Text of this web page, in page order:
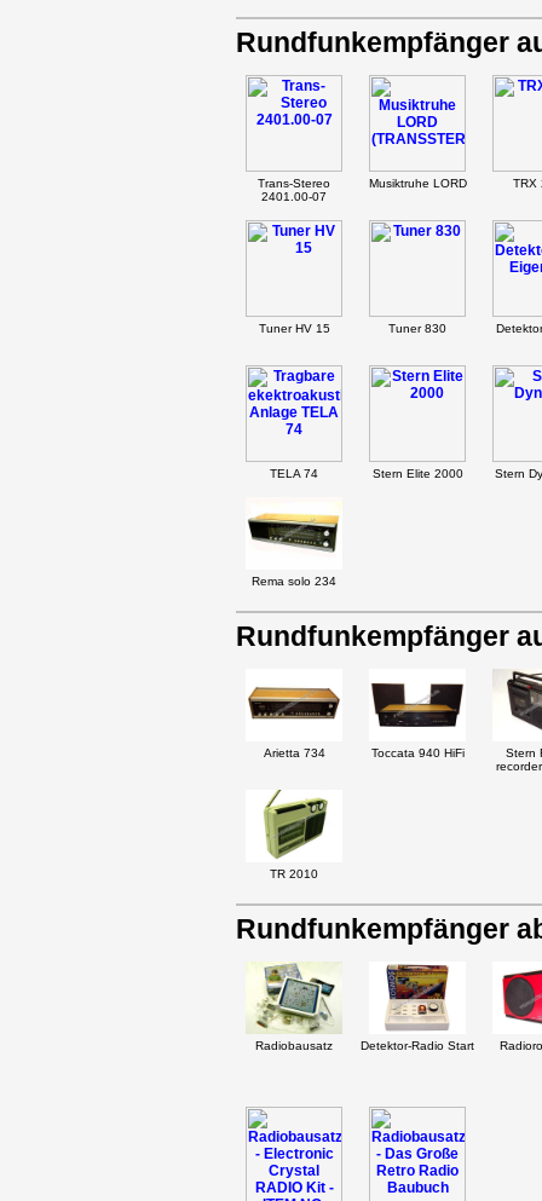
Rundfunkempfänger
Trans-Stereo
2401.00-07
Musiktruhe LORD TRX
Tuner HV 15 Tuner 830
TELA 74 Stern Elite 2000 Stern
Rema solo 234
Rundfunkempfänger
Arietta 734 Toccata 940 HiFi
Stern
TR 2010
Rundfunkempfänger
Radiobausatz Detektor-Radio Start